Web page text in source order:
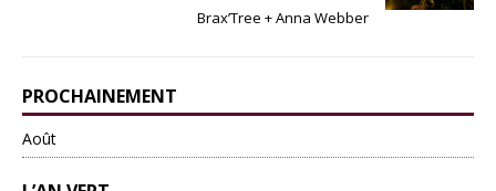
Brax’Tree + Anna Webber
PROCHAINEMENT
Août